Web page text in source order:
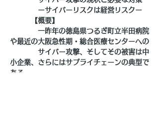
ーサイバーリスクは経営リスクー
【概要】
一昨年の徳島県つるぎ町立半田病院
や最近の大阪急性期・総合医療センターへの
サイバー攻撃、そしてその被害は中
小企業、さらにはサプライチェーンの典型で
ある。